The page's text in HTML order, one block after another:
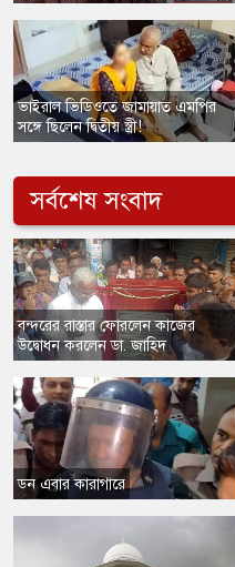
ভাইরাল ভিডিওতে জামায়াত এমপির
সঙ্গে ছিলেন দ্বিতীয় স্ত্রী!
সর্বশেষ সংবাদ
​বন্দরের রাস্তার ফোরলেন কাজের
উদ্বোধন করলেন ডা. জাহিদ
ডন এবার কারাগারে